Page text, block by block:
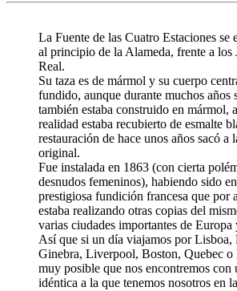
La Fuente de las Cuatro Estaciones se
al principio de la Alameda, frente a los
Real.
Su taza es de mármol y su cuerpo
fundido, aunque durante muchos años
también estaba construido en mármol,
realidad estaba recubierto de esmalte
restauración de hace unos años sacó a
original.
Fue instalada en 1863 (con cierta
desnudos femeninos), habiendo sido
prestigiosa fundición francesa que por
estaba realizando otras copias del
varias ciudades importantes de Europa
Así que si un día viajamos por Lisboa,
Ginebra, Liverpool, Boston, Quebec o
muy posible que nos encontremos con
idéntica a la que tenemos nosotros en